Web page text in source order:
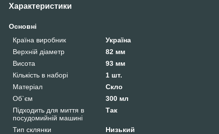
Характеристики
Основні
Країна виробник
Україна
Верхній діаметр
82 мм
Висота
93 мм
Кількість в наборі
1 шт.
Матеріал
Скло
Об`єм
300 мл
Підходить для миття в
посудомийній машині
Так
Тип склянки
Низький